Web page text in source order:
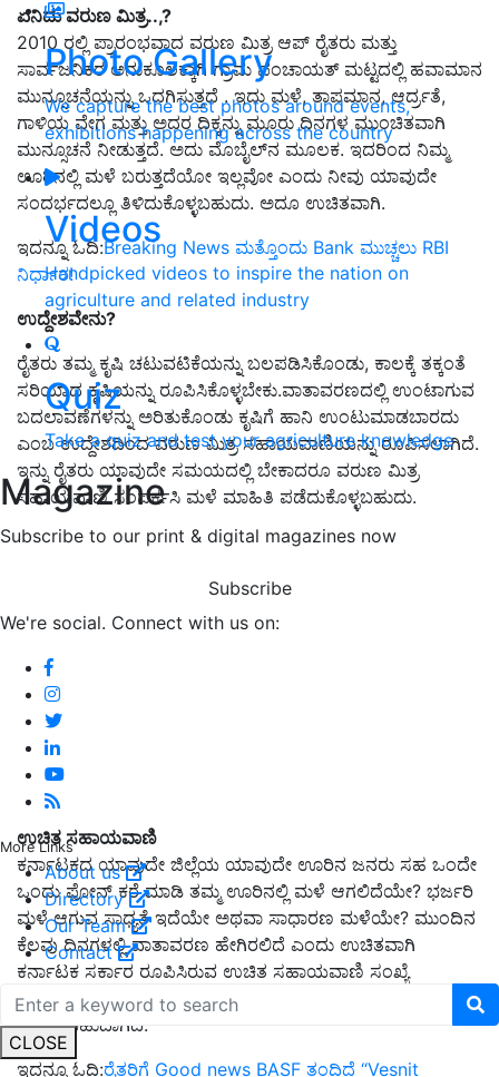
Photo Gallery
We capture the best photos around events,
exhibitions happening across the country
Videos
Handpicked videos to inspire the nation on
agriculture and related industry
Quiz
Take a quiz and test your agriculture knowledge
Magazine
Subscribe to our print & digital magazines now
Subscribe
We're social. Connect with us on:
More Links
About us
Directory
Our Team
Contact
CLOSE
ಏನಿದು ವರುಣ ಮಿತ್ರ..,?
2010 ರಲ್ಲಿ ಪ್ರಾರಂಭವಾದ ವರುಣ ಮಿತ್ರ ಆಪ್‌ ರೈತರು ಮತ್ತು
ಸಾರ್ವಜನಿಕರ ಅನುಕೂಲಕ್ಕಾಗಿ ಗ್ರಾಮ ಪಂಚಾಯತ್ ಮಟ್ಟದಲ್ಲಿ ಹವಾಮಾನ
ಮುನ್ಸೂಚನೆಯನ್ನು ಒದಗಿಸುತ್ತದೆ . ಇದು ಮಳೆ, ತಾಪಮಾನ, ಆರ್ದ್ರತೆ,
ಗಾಳಿಯ ವೇಗ ಮತ್ತು ಅದರ ದಿಕ್ಕನ್ನು ಮೂರು ದಿನಗಳ ಮುಂಚಿತವಾಗಿ
ಮುನ್ಸೂಚನೆ ನೀಡುತ್ತದೆ. ಅದು ಮೊಬೈಲ್‌ನ ಮೂಲಕ. ಇದರಿಂದ ನಿಮ್ಮ
ಊರಿನಲ್ಲಿ ಮಳೆ ಬರುತ್ತದೆಯೋ ಇಲ್ಲವೋ ಎಂದು ನೀವು ಯಾವುದೇ
ಸಂದರ್ಭದಲ್ಲೂ ತಿಳಿದುಕೊಳ್ಳಬಹುದು. ಅದೂ ಉಚಿತವಾಗಿ.
ಇದನ್ನೂ ಓದಿ:Breaking News ಮತ್ತೊಂದು Bank ಮುಚ್ಚಲು RBI
ನಿರ್ಧಾರ!
ಉದ್ದೇಶವೇನು?
ರೈತರು ತಮ್ಮ ಕೃಷಿ ಚಟುವಟಿಕೆಯನ್ನು ಬಲಪಡಿಸಿಕೊಂಡು, ಕಾಲಕ್ಕೆ ತಕ್ಕಂತೆ
ಸರಿಯಾದ ಕೃಷಿಯನ್ನು ರೂಪಿಸಿಕೊಳ್ಳಬೇಕು.ವಾತಾವರಣದಲ್ಲಿ ಉಂಟಾಗುವ
ಬದಲಾವಣೆಗಳನ್ನು ಅರಿತುಕೊಂಡು ಕೃಷಿಗೆ ಹಾನಿ ಉಂಟುಮಾಡಬಾರದು
ಎಂಬ ಉದ್ದೇಶದಿಂದ ವರುಣ ಮಿತ್ರ ಸಹಾಯವಾಣಿಯನ್ನು ರೂಪಿಸಲಾಗಿದೆ.
ಇನ್ನು ರೈತರು ಯಾವುದೇ ಸಮಯದಲ್ಲಿ ಬೇಕಾದರೂ ವರುಣ ಮಿತ್ರ
ಸಹಾಯವಾಣಿ ಸಂಪರ್ಕಸಿ ಮಳೆ ಮಾಹಿತಿ ಪಡೆದುಕೊಳ್ಳಬಹುದು.
ಉಚಿತ ಸಹಾಯವಾಣಿ
ಕರ್ನಾಟಕದ ಯಾವುದೇ ಜಿಲ್ಲೆಯ ಯಾವುದೇ ಊರಿನ ಜನರು ಸಹ ಒಂದೇ
ಒಂದು ಫೋನ್ ಕರೆ ಮಾಡಿ ತಮ್ಮ ಊರಿನಲ್ಲಿ ಮಳೆ ಆಗಲಿದೆಯೇ? ಭರ್ಜರಿ
ಮಳೆ ಆಗುವ ಸಾಧ್ಯತೆ ಇದೆಯೇ ಅಥವಾ ಸಾಧಾರಣ ಮಳೆಯೇ? ಮುಂದಿನ
ಕೆಲವು ದಿನಗಳಲ್ಲಿ ವಾತಾವರಣ ಹೇಗಿರಲಿದೆ ಎಂದು ಉಚಿತವಾಗಿ
ಕರ್ನಾಟಕ ಸರ್ಕಾರ ರೂಪಿಸಿರುವ ಉಚಿತ ಸಹಾಯವಾಣಿ ಸಂಖ್ಯೆ
9243345433 ಕ್ಕೆ ಫೋನ್ ಮಾಡಿ ಮಳೆಯ ಕುರಿತ ಮಾಹಿತಿ
ಪಡೆಯಬಹುದಾಗಿದೆ.
ಇದನ್ನೂ ಓದಿ:ರೈತರಿಗೆ Good news BASF ತಂದಿದೆ “Vesnit